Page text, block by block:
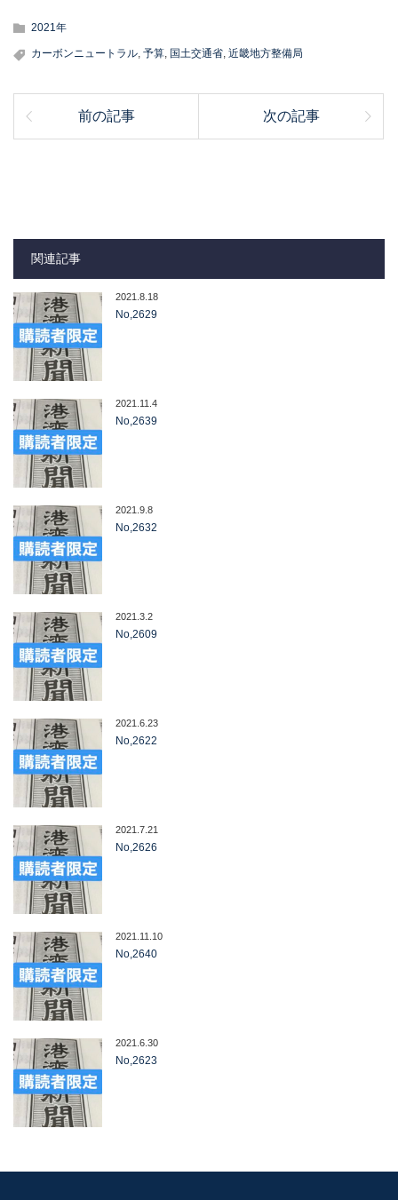
2021年
カーボンニュートラル, 予算, 国土交通省, 近畿地方整備局
前の記事 次の記事
関連記事
2021.8.18
No,2629
2021.11.4
No,2639
2021.9.8
No,2632
2021.3.2
No,2609
2021.6.23
No,2622
2021.7.21
No,2626
2021.11.10
No,2640
2021.6.30
No,2623